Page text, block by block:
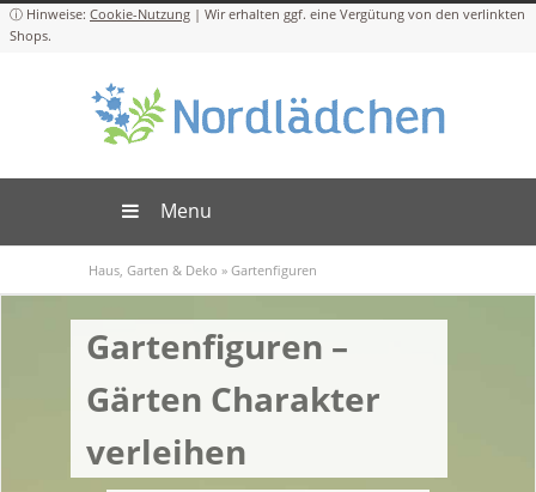
Cookie-Nutzung
Menu
Haus, Garten & Deko » Gartenfiguren
Gartenfiguren –
Gärten Charakter
verleihen